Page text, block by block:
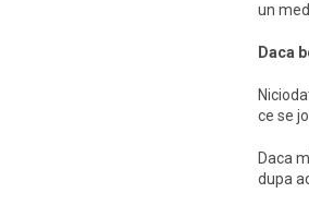
un
Daca
ce se
Daca
dupa